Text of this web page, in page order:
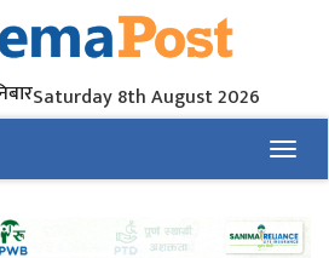
Saturday 8th August 2026